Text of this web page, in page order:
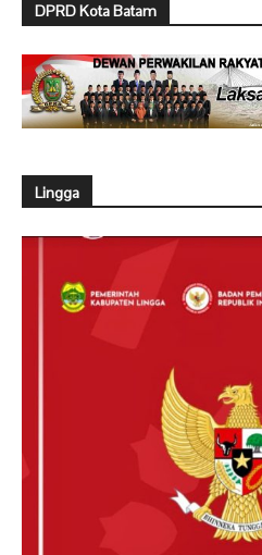
DPRD Kota Batam
Lingga